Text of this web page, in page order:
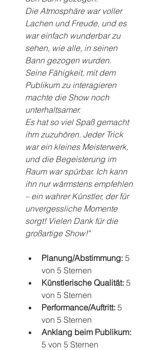
Die Atmosphäre war voller
Lachen und Freude, und es
war einfach wunderbar zu
sehen, wie alle, in seinen
Bann gezogen wurden.
Seine Fähigkeit, mit dem
Publikum zu interagieren
machte die Show noch
unterhaltsamer.
Es hat so viel Spaß gemacht
ihm zuzuhören. Jeder Trick
war ein kleines Meisterwerk,
und die Begeisterung im
Raum war spürbar. Ich kann
ihn nur wärmstens empfehlen
– ein wahrer Künstler, der für
unvergessliche Momente
sorgt! Vielen Dank für die
großartige Show!"
Planung/Abstimmung: 5
von 5 Sternen
Künstlerische Qualität: 5
von 5 Sternen
Performance/Auftritt: 5
von 5 Sternen
Anklang beim Publikum:
5 von 5 Sternen